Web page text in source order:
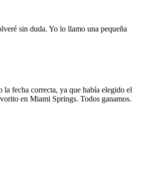
sin duda. Yo lo llamo una pequeña
fecha correcta, ya que había elegido el
en Miami Springs. Todos ganamos.